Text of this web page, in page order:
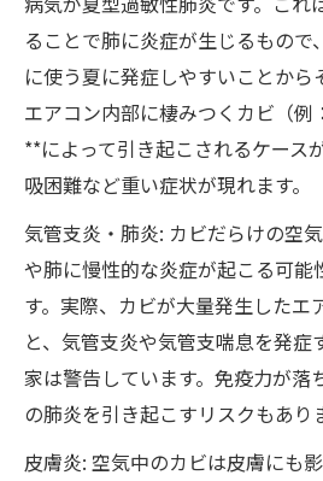
ることで肺に炎症が生じるもので
に使う夏に発症しやすいことか
エアコン内部に棲みつくカビ（例
**によって引き起こされるケース
吸困難など重い症状が現れます。
気管支炎・肺炎: カビだらけの空
や肺に慢性的な炎症が起こる可能
す。実際、カビが大量発生したエ
と、気管支炎や気管支喘息を発症
家は警告しています。免疫力が落
の肺炎を引き起こすリスクもあり
皮膚炎: 空気中のカビは皮膚にも